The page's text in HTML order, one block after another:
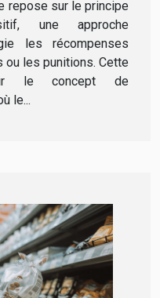
repose sur le principe
une approche
les récompenses
ou les punitions. Cette
le concept de
le...